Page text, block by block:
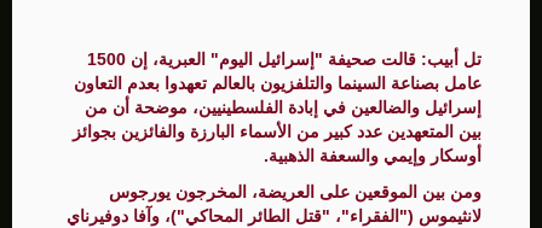
تل أبيب: قالت صحيفة "إسرائيل اليوم" العبرية، إن 1500
عامل بصناعة السينما والتلفزيون بالعالم تعهدوا بعدم التعاون
إسرائيل والضالعين في إبادة الفلسطينيين، موضحة أن من
بين المتعهدين عدد كبير من الأسماء البارزة والفائزين بجوائز
أوسكار وإيمي والسعفة الذهبية.
ومن بين الموقعين على العريضة، المخرجون يورجوس
لانثيموس ("الفقراء"، "قتل الطائر المحاكي")، وآفا دوفيرناي